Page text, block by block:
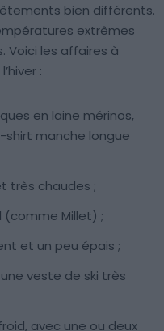
bien différents.
extrêmes
Voici les affaires à
:
en laine mérinos,
manche longue
très chaudes ;
(comme Millet) ;
et un peu épais ;
veste de ski très
avec une ou deux